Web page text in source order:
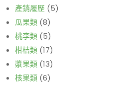
產銷履歷 (5)
瓜果類 (8)
桃李類 (5)
柑桔類 (17)
漿果類 (13)
核果類 (6)